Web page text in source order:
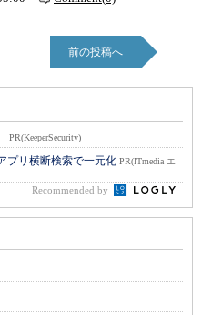
前の投稿へ
PR(KeeperSecurity)
リ横断検索で一元化 PR(ITmedia エ
Recommended by